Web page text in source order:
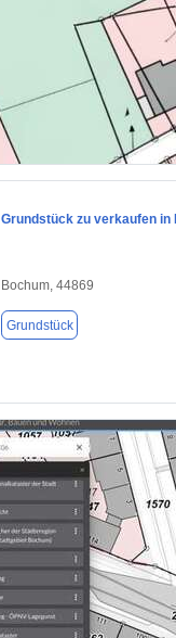
Grundstück zu verkaufen in
Bochum, 44869
Grundstück